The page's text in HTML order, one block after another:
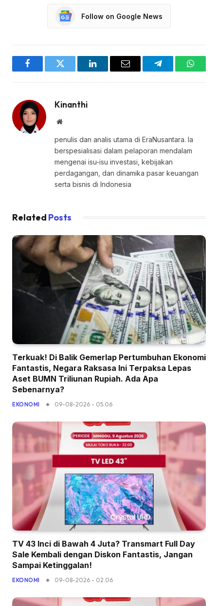
Follow on Google News
FacebookTwitter LinkedInEmail Telegram
Kinanthi
Website
penulis dan analis utama di EraNusantara. Ia
berspesialisasi dalam pelaporan mendalam
mengenai isu-isu investasi, kebijakan
perdagangan, dan dinamika pasar keuangan
serta bisnis di Indonesia
Related Posts
Terkuak! Di Balik Gemerlap Pertumbuhan Ekonomi
Fantastis, Negara Raksasa Ini Terpaksa Lepas
Aset BUMN Triliunan Rupiah. Ada Apa
Sebenarnya?
EKONOMI 09-08-2026 - 05.06
TV 43 Inci di Bawah 4 Juta? Transmart Full Day
Sale Kembali dengan Diskon Fantastis, Jangan
Sampai Ketinggalan!
EKONOMI 09-08-2026 - 02.06